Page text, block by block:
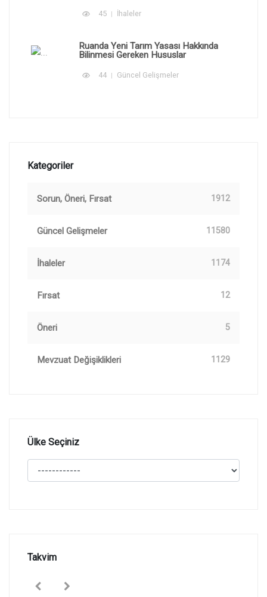
45 İhaleler
Ruanda Yeni Tarım Yasası Hakkında
Bilinmesi Gereken Hususlar
44 Güncel Gelişmeler
Kategoriler
Sorun, Öneri, Fırsat 1912
Güncel Gelişmeler 11580
İhaleler 1174
Fırsat 12
Öneri 5
Mevzuat Değişiklikleri 1129
Ülke Seçiniz
Takvim